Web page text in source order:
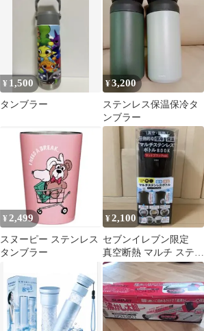
¥ 1,500
タンブラー
¥3,200
ステンレス保温保冷タ
ンブラー
¥ 2,499
スヌーピー ステンレス
タンブラー
¥2,100
セブンイレブン限定
真空断熱 マルチ ステン
レスボトル 保冷保温
マットブラック